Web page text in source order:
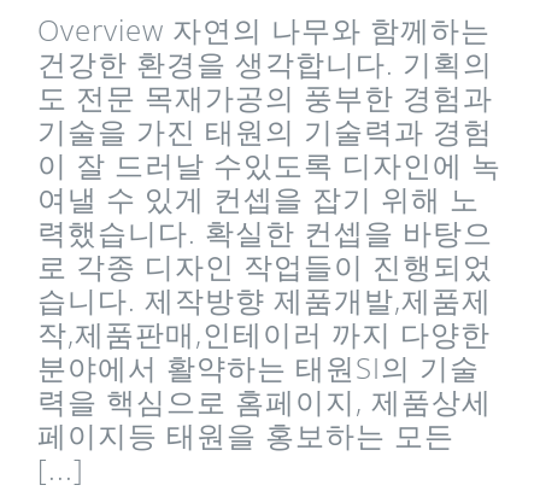
Overview 자연의 나무와 함께하는
건강한 환경을 생각합니다. 기획의
도 전문 목재가공의 풍부한 경험과
기술을 가진 태원의 기술력과 경험
이 잘 드러날 수있도록 디자인에 녹
여낼 수 있게 컨셉을 잡기 위해 노
력했습니다. 확실한 컨셉을 바탕으
로 각종 디자인 작업들이 진행되었
습니다. 제작방향 제품개발,제품제
작,제품판매,인테이러 까지 다양한
분야에서 활약하는 태원SI의 기술
력을 핵심으로 홈페이지, 제품상세
페이지등 태원을 홍보하는 모든
[...]